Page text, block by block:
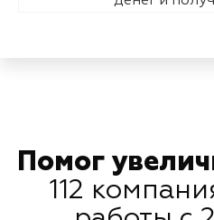
Помог
112